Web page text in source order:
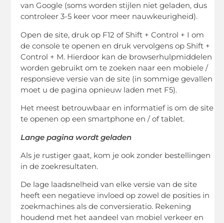
van Google (soms worden stijlen niet geladen, dus
controleer 3-5 keer voor meer nauwkeurigheid).
Open de site, druk op F12 of Shift + Control + I om
de console te openen en druk vervolgens op Shift +
Control + M. Hierdoor kan de browserhulpmiddelen
worden gebruikt om te zoeken naar een mobiele /
responsieve versie van de site (in sommige gevallen
moet u de pagina opnieuw laden met F5).
Het meest betrouwbaar en informatief is om de site
te openen op een smartphone en / of tablet.
Lange pagina wordt geladen
Als je rustiger gaat, kom je ook zonder bestellingen
in de zoekresultaten.
De lage laadsnelheid van elke versie van de site
heeft een negatieve invloed op zowel de posities in
zoekmachines als de conversieratio. Rekening
houdend met het aandeel van mobiel verkeer en